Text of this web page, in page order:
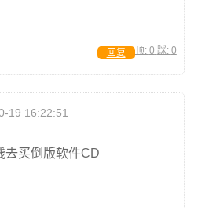
顶: 0 踩: 0
回复
19 16:22:51
去买倒版软件CD